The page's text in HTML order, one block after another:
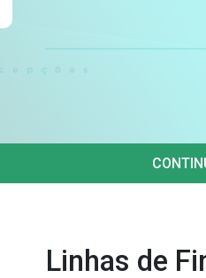
Linhas de